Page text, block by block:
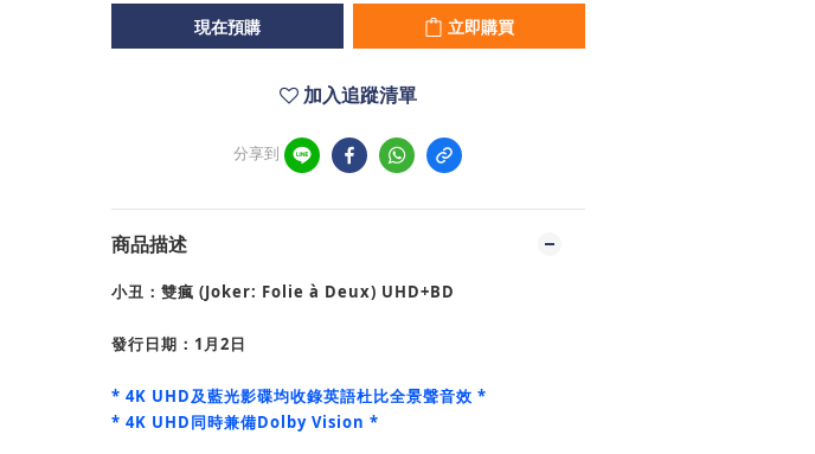
現在預購 立即購買
加入追蹤清單
分享到
商品描述
小丑：雙瘋 (Joker: Folie à Deux) UHD+BD
發行日期：1月2日
* 4K UHD及藍光影碟均收錄英語杜比全景聲音效 *
* 4K UHD同時兼備Dolby Vision *